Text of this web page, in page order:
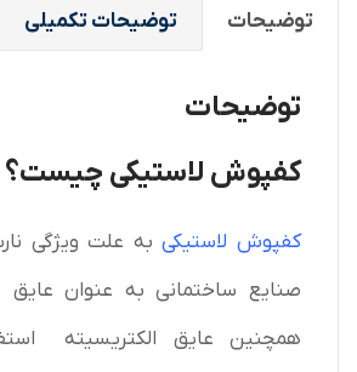
توضیحات توضیحات تکمیلی
توضیحات
کفپوش لاستیکی چیست؟
کفپوش لاستیکیبه علت ویژگی
صنایع ساختمانی به عنوان
همچنین عایق الکتریسیته